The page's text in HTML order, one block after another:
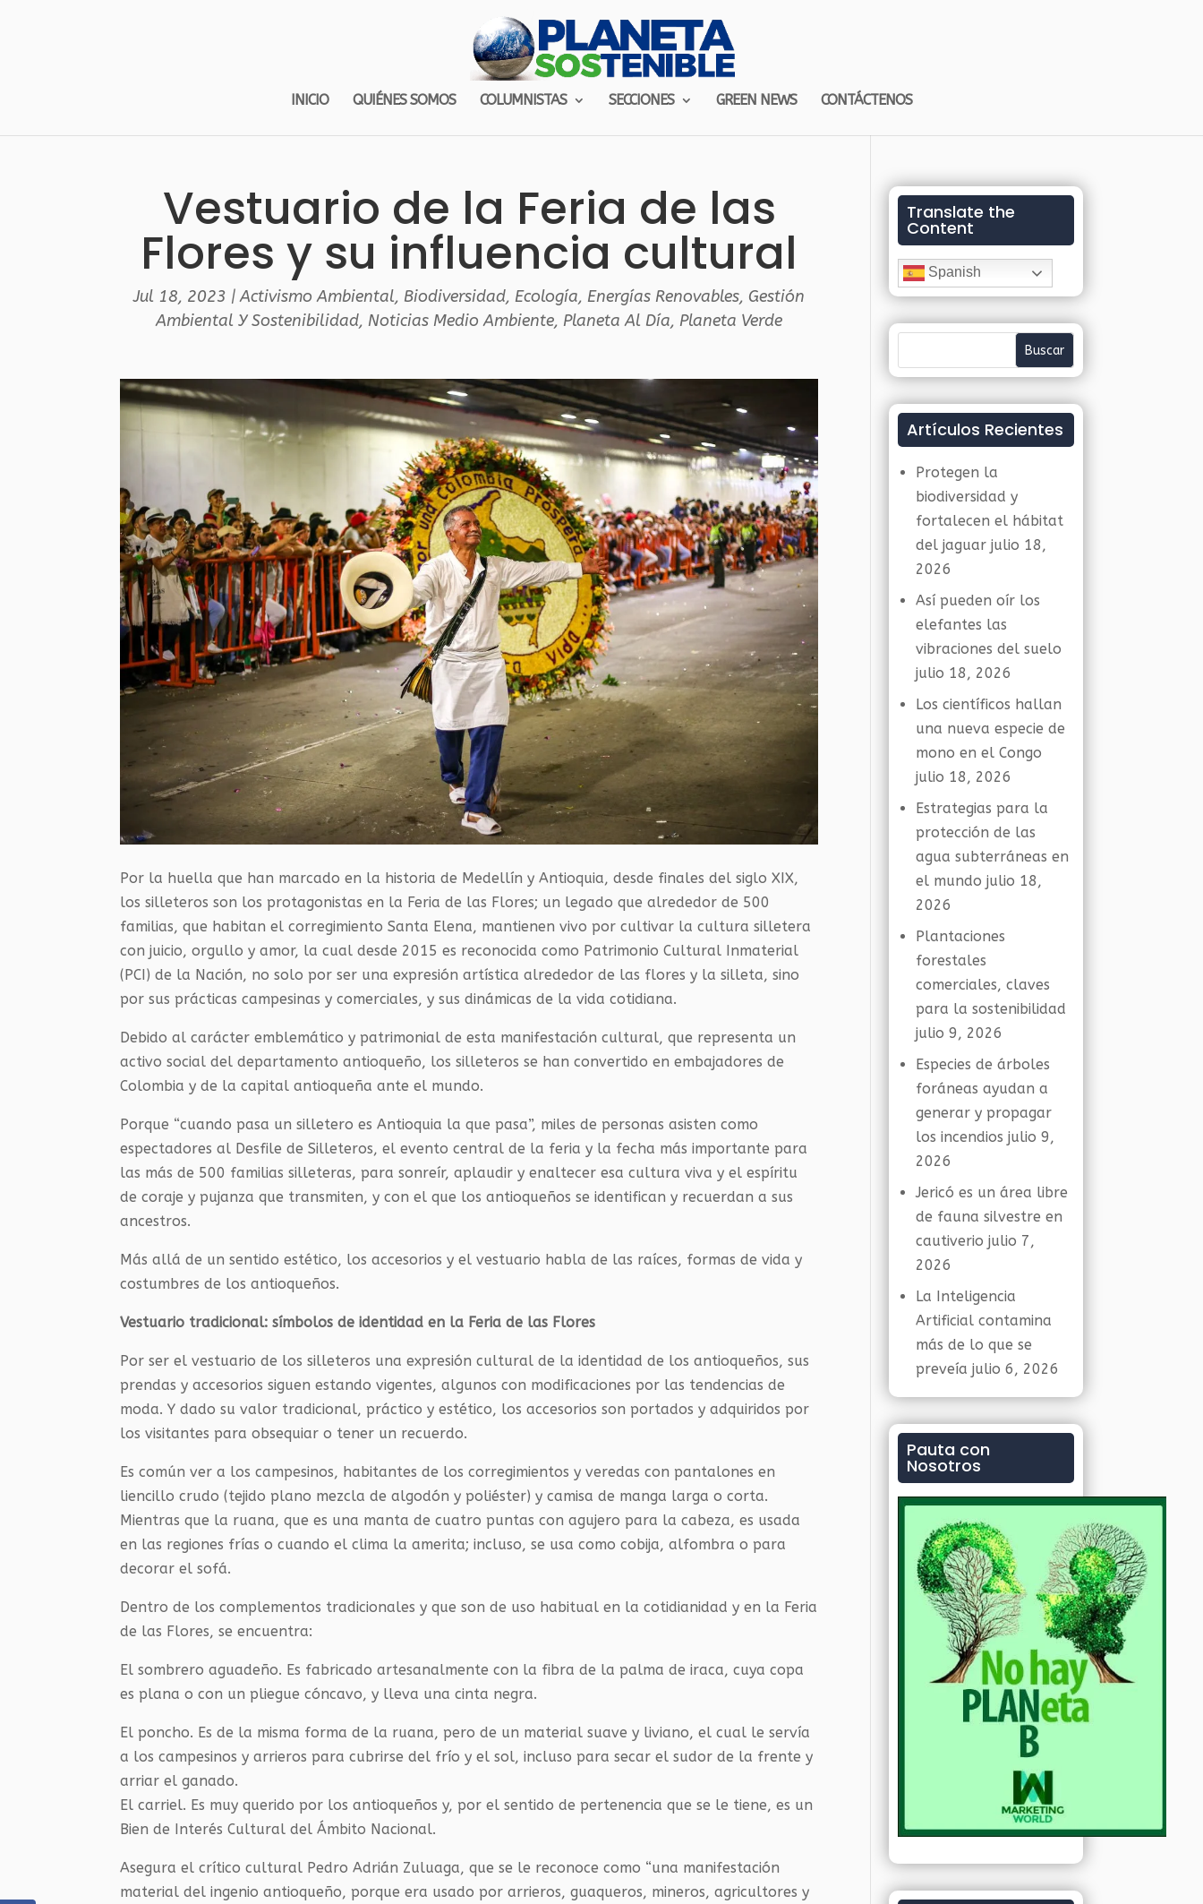
INICIO QUIÉNES SOMOS COLUMNISTAS SECCIONES GREEN NEWS CONTÁCTENOS
Vestuario de la Feria de las
Flores y su influencia cultural
Jul 18, 2023 |Activismo Ambiental, Biodiversidad,Ecología,Energías Renovables, Gestión
Ambiental Y Sostenibilidad,Noticias Medio Ambiente,Planeta Al Día,Planeta Verde
Por la huella que han marcado en la historia de Medellín y Antioquia, desde finales del siglo XIX,
los silleteros son los protagonistas en la Feria de las Flores; un legado que alrededor de 500
familias, que habitan el corregimiento Santa Elena, mantienen vivo por cultivar la cultura silletera
con juicio, orgullo y amor, la cual desde 2015 es reconocida como Patrimonio Cultural Inmaterial
(PCI) de la Nación, no solo por ser una expresión artística alrededor de las flores y la silleta, sino
por sus prácticas campesinas y comerciales, y sus dinámicas de la vida cotidiana.
Debido al carácter emblemático y patrimonial de esta manifestación cultural, que representa un
activo social del departamento antioqueño, los silleteros se han convertido en embajadores de
Colombia y de la capital antioqueña ante el mundo.
Porque “cuando pasa un silletero es Antioquia la que pasa”, miles de personas asisten como
espectadores al Desfile de Silleteros, el evento central de la feria y la fecha más importante para
las más de 500 familias silleteras, para sonreír, aplaudir y enaltecer esa cultura viva y el espíritu
de coraje y pujanza que transmiten, y con el que los antioqueños se identifican y recuerdan a sus
ancestros.
Más allá de un sentido estético, los accesorios y el vestuario habla de las raíces, formas de vida y
costumbres de los antioqueños.
Vestuario tradicional: símbolos de identidad en la Feria de las Flores
Por ser el vestuario de los silleteros una expresión cultural de la identidad de los antioqueños, sus
prendas y accesorios siguen estando vigentes, algunos con modificaciones por las tendencias de
moda. Y dado su valor tradicional, práctico y estético, los accesorios son portados y adquiridos por
los visitantes para obsequiar o tener un recuerdo.
Es común ver a los campesinos, habitantes de los corregimientos y veredas con pantalones en
liencillo crudo (tejido plano mezcla de algodón y poliéster) y camisa de manga larga o corta.
Mientras que la ruana, que es una manta de cuatro puntas con agujero para la cabeza, es usada
en las regiones frías o cuando el clima la amerita; incluso, se usa como cobija, alfombra o para
decorar el sofá.
Dentro de los complementos tradicionales y que son de uso habitual en la cotidianidad y en la Feria
de las Flores, se encuentra:
El sombrero aguadeño. Es fabricado artesanalmente con la fibra de la palma de iraca, cuya copa
es plana o con un pliegue cóncavo, y lleva una cinta negra.
El poncho. Es de la misma forma de la ruana, pero de un material suave y liviano, el cual le servía
a los campesinos y arrieros para cubrirse del frío y el sol, incluso para secar el sudor de la frente y
arriar el ganado.
El carriel. Es muy querido por los antioqueños y, por el sentido de pertenencia que se le tiene, es un
Bien de Interés Cultural del Ámbito Nacional.
Asegura el crítico cultural Pedro Adrián Zuluaga, que se le reconoce como “una manifestación
material del ingenio antioqueño, porque era usado por arrieros, guaqueros, mineros, agricultores y
Translate the
Content
Spanish
Artículos Recientes
Protegen la
biodiversidad y
fortalecen el hábitat
del jaguar julio 18,
2026
Así pueden oír los
elefantes las
vibraciones del suelo
julio 18, 2026
Los científicos hallan
una nueva especie de
mono en el Congo
julio 18, 2026
Estrategias para la
protección de las
agua subterráneas en
el mundo julio 18,
2026
Plantaciones
forestales
comerciales, claves
para la sostenibilidad
julio 9, 2026
Especies de árboles
foráneas ayudan a
generar y propagar
los incendios julio 9,
2026
Jericó es un área libre
de fauna silvestre en
cautiverio julio 7,
2026
La Inteligencia
Artificial contamina
más de lo que se
preveía julio 6, 2026
Pauta con
Nosotros